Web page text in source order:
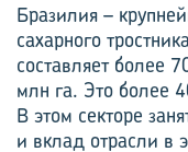
Бразилия –
сахарного
составляет более
млн га. Это более
В этом секторе
и вклад отрасли в